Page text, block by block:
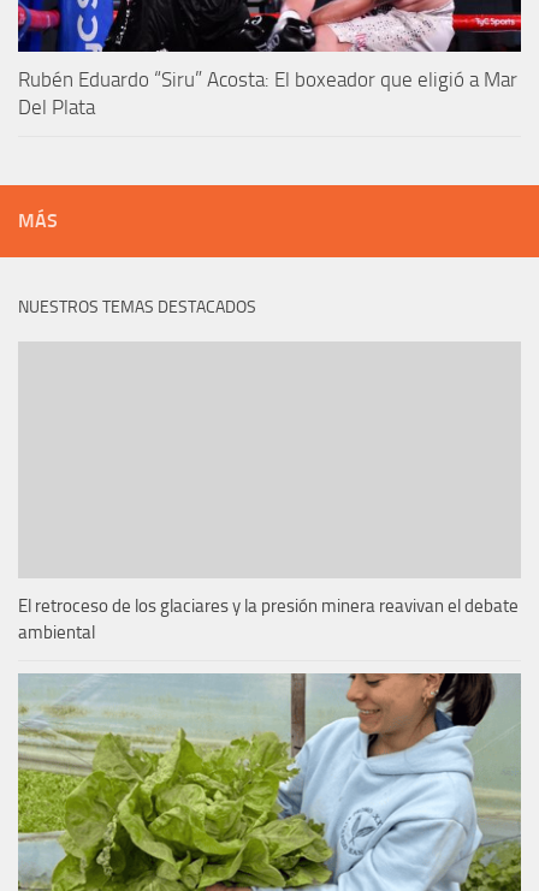
Rubén Eduardo “Siru” Acosta: El boxeador que eligió a Mar
Del Plata
MÁS
NUESTROS TEMAS DESTACADOS
El retroceso de los glaciares y la presión minera reavivan el debate
ambiental